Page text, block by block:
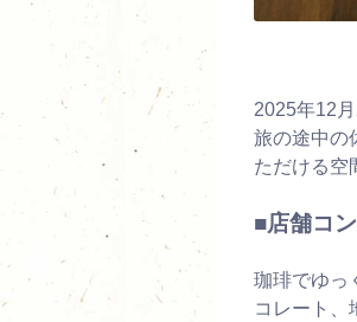
2025年12
旅の途中の
ただける空
■店舗コ
珈琲でゆっ
コレート、